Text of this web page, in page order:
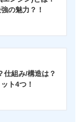
の魅力？！
仕組み/構造は？
ト4つ！